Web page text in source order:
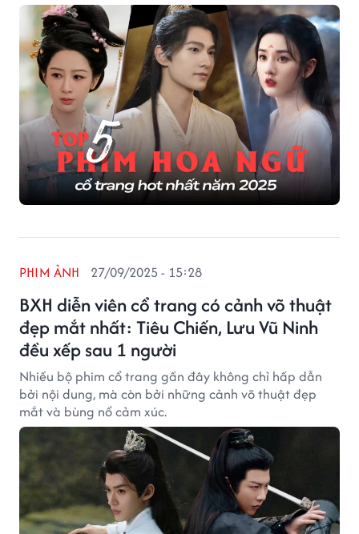
BXH diễn viên cổ trang có cảnh võ thuật
đẹp mắt nhất: Tiêu Chiến, Lưu Vũ Ninh
đều xếp sau 1 người
PHIM ẢNH 27/09/2025 - 15:28
Nhiều bộ phim cổ trang gần đây không chỉ hấp dẫn
bởi nội dung, mà còn bởi những cảnh võ thuật đẹp
mắt và bùng nổ cảm xúc.